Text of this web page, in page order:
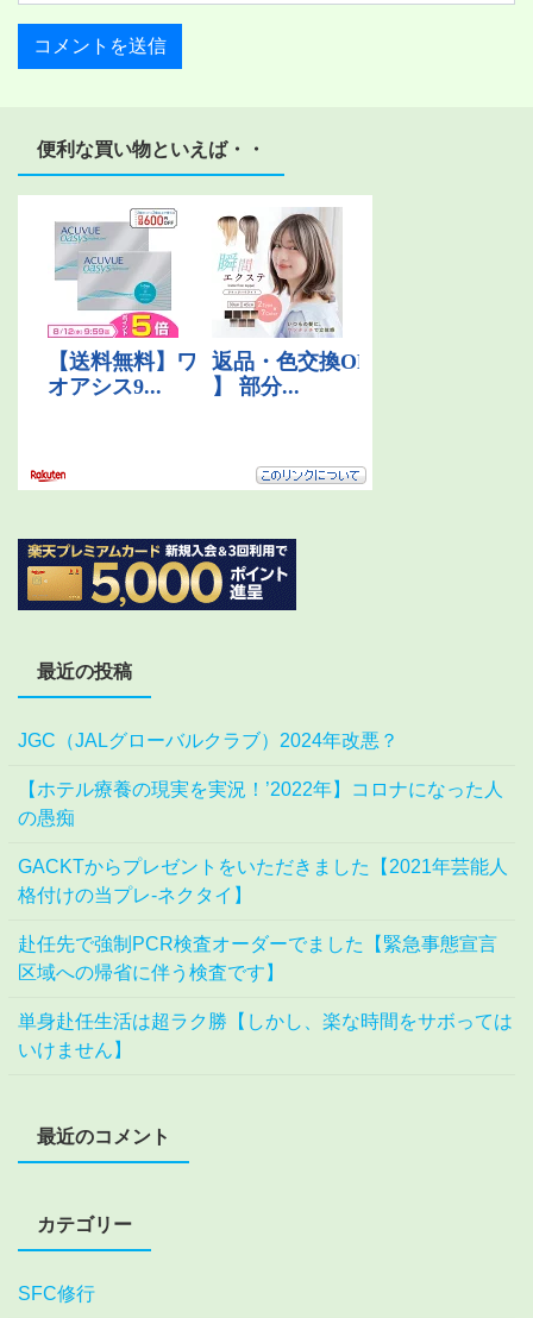
便利な買い物といえば・・
最近の投稿
JGC（JALグローバルクラブ）2024年改悪？
【ホテル療養の現実を実況！’2022年】コロナになった人
の愚痴
GACKTからプレゼントをいただきました【2021年芸能人
格付けの当プレ-ネクタイ】
赴任先で強制PCR検査オーダーでました【緊急事態宣言
区域への帰省に伴う検査です】
単身赴任生活は超ラク勝【しかし、楽な時間をサボっては
いけません】
最近のコメント
カテゴリー
SFC修行